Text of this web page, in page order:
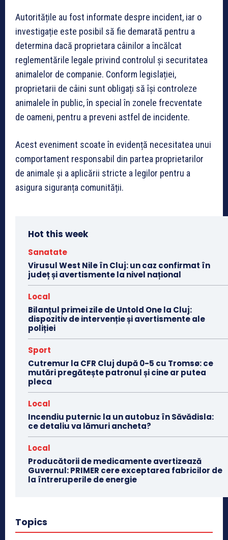
Autoritățile au fost informate despre incident, iar o
investigație este posibil să fie demarată pentru a
determina dacă proprietara câinilor a încălcat
reglementările legale privind controlul și securitatea
animalelor de companie. Conform legislației,
proprietarii de câini sunt obligați să își controleze
animalele în public, în special în zonele frecventate
de oameni, pentru a preveni astfel de incidente.
Acest eveniment scoate în evidență necesitatea unui
comportament responsabil din partea proprietarilor
de animale și a aplicării stricte a legilor pentru a
asigura siguranța comunității.
Hot this week
Sanatate
Virusul West Nile în Cluj: un caz confirmat în
județ și avertismente la nivel național
Local
Bilanțul primei zile de Untold One la Cluj:
dispozitiv de intervenție și avertismente ale
poliției
Sport
Cutremur la CFR Cluj după 0-5 cu Tromsø: ce
mutări pregătește patronul și cine ar putea
pleca
Local
Incendiu puternic la un autobuz în Săvădisla:
ce detaliu va lămuri ancheta?
Local
Producătorii de medicamente avertizează
Guvernul: PRIMER cere exceptarea fabricilor de
la întreruperile de energie
Topics